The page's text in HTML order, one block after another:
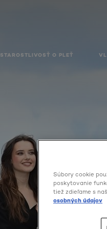
STAROSTLIVOSŤ O PLEŤ
Súbory cookie
poskytovanie
tiež zdieľame s
osobných údajov